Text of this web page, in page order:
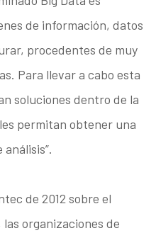
de información, datos
procedentes de muy
Para llevar a cabo esta
soluciones dentro de la
permitan obtener una
de 2012 sobre el
organizaciones de